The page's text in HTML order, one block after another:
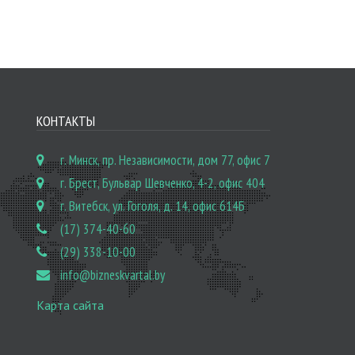
КОНТАКТЫ
г. Минск, пр. Независимости, дом 77, офис 7
г. Брест, Бульвар Шевченко, 4-2, офис 404
г. Витебск, ул. Гоголя, д. 14, офис 614Б
(17) 374-40-60
(29) 338-10-00
info@bizneskvartal.by
Карта сайта